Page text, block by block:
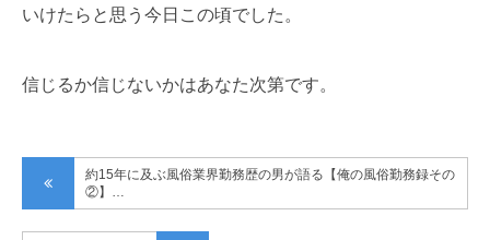
いけたらと思う今日この頃でした。
信じるか信じないかはあなた次第です。
約15年に及ぶ風俗業界勤務歴の男が語る【俺の風俗勤務録その
②】…